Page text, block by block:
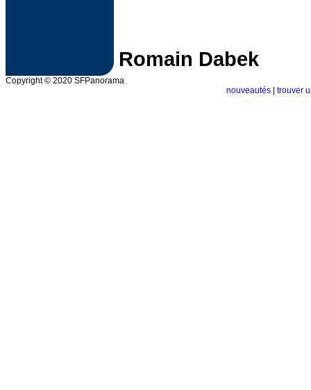
Romain Dabek
Copyright © 2020 SFPanorama
nouveautés
trouver